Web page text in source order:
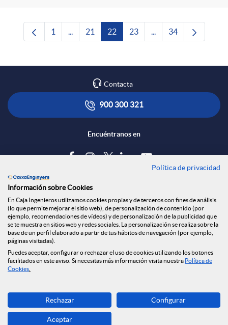
Página
1 ...Páginas intermedias Use TAB para
Página
21 Página
22 Página
23 ...Páginas intermedias
Página
34
Contacta
900 300 321
Encuéntranos en
Tablón de anuncios
Política de cookies
Aviso legal
Seguridad Online
Privacidad
Canal denuncias
Descarga ahora
Banca MOBILE
Política de privacidad
Información sobre Cookies
En Caja Ingenieros utilizamos cookies propias y de terceros con fines de análisis
(lo que permite mejorar el sitio web), de personalización de contenido (por
ejemplo, recomendaciones de vídeos) y de personalización de la publicidad que
se te muestra en sitios web y redes sociales. La personalización se realiza sobre la
base de un perfil elaborado a partir de tus hábitos de navegación (por ejemplo,
páginas visitadas).
Puedes aceptar, configurar o rechazar el uso de cookies utilizando los botones
facilitados en este aviso. Si necesitas más información visita nuestra Política de
Cookies
Rechazar Configurar
Aceptar